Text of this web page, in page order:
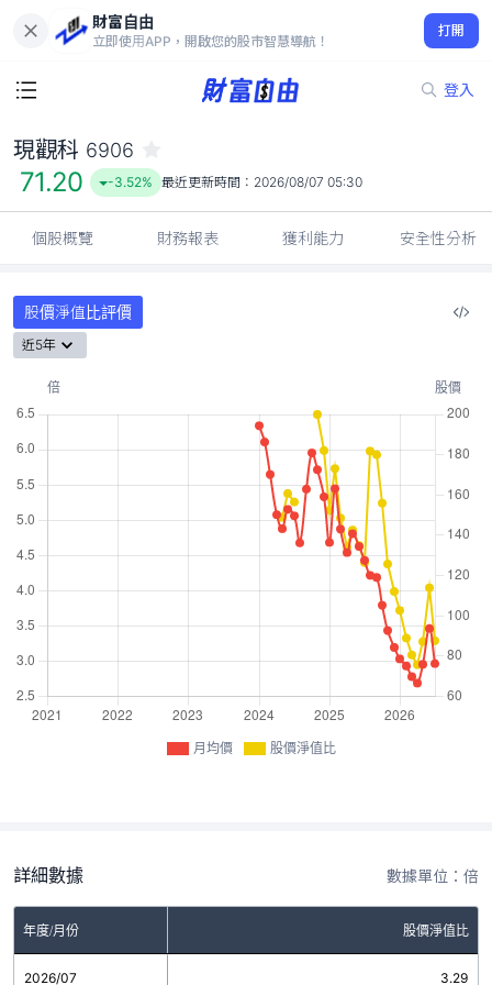
財富自由
立即使用APP，開啟您的股市智慧導航！
打開
登入
71.20
-3.52%
現觀科 6906
71.20 -3.52% 最近更新時間： 2026/08/07 05:30
個股概覽 財務報表 獲利能力 安全性分析
股價淨值比評價
近5年
月均價 股價淨值比
詳細數據 數據單位：倍
年度/月份 股價淨值比
2026/07 3.29